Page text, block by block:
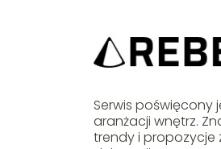
Serwis poświęcony
aranżacji wnętrz.
trendy i propozycje